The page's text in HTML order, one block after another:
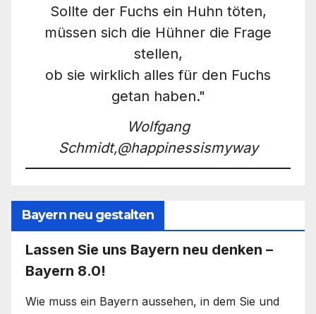
Sollte der Fuchs ein Huhn töten,
müssen sich die Hühner die Frage
stellen,
ob sie wirklich alles für den Fuchs
getan haben."
Wolfgang
Schmidt,@happinessismyway
Bayern neu gestalten
Lassen Sie uns Bayern neu denken –
Bayern 8.0!
Wie muss ein Bayern aussehen, in dem Sie und